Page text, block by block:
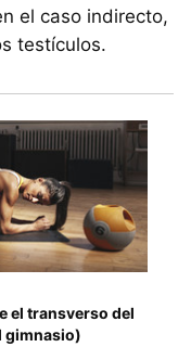
el caso indirecto,
testículos.
el transverso del
gimnasio)